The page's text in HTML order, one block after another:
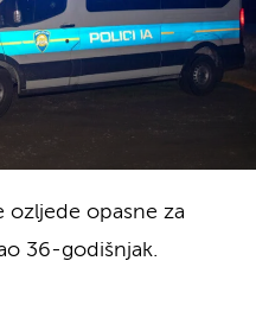
ozljede opasne za
36-godišnjak.